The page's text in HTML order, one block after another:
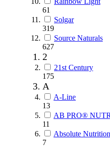
61
Solgar
319
Source Naturals
627
2
21st Century
175
A
A-Line
13
AB PRO®
11
Absolute Nutrition
7